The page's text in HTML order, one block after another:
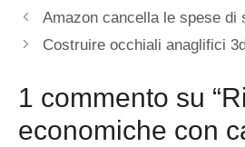
Amazon cancella le spese di
Costruire occhiali anaglifici
1 commento su
economiche con